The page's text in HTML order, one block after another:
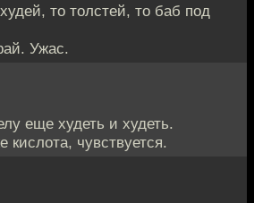
то толстей, то баб под
Ужас.
еще худеть и худеть.
кислота, чувствуется.